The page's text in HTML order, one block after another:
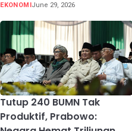
EKONOMI June 29, 2026
Tutup 240 BUMN Tak
Produktif, Prabowo: